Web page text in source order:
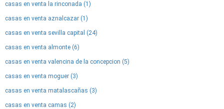
casas en venta la rinconada (1)
casas en venta aznalcazar (1)
casas en venta sevilla capital (24)
casas en venta almonte (6)
casas en venta valencina de la concepcion (5)
casas en venta moguer (3)
casas en venta matalascañas (3)
casas en venta camas (2)